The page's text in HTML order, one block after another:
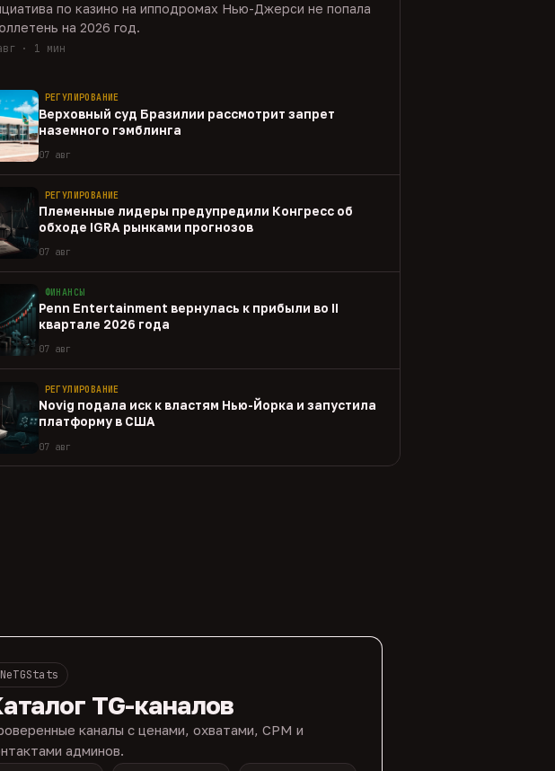
по казино на ипподромах Нью-Джерси не попала
на 2026 год.
· 1 мин
РЕГУЛИРОВАНИЕ
Верховный суд Бразилии рассмотрит запрет
наземного гэмблинга
07 авг
РЕГУЛИРОВАНИЕ
Племенные лидеры предупредили Конгресс об
обходе IGRA рынками прогнозов
07 авг
ФИНАНСЫ
Penn Entertainment вернулась к прибыли во II
квартале 2026 года
07 авг
РЕГУЛИРОВАНИЕ
Novig подала иск к властям Нью-Йорка и запустила
платформу в США
07 авг
NeTGStats
TG-каналов
каналы с ценами, охватами, CPM и
админов.